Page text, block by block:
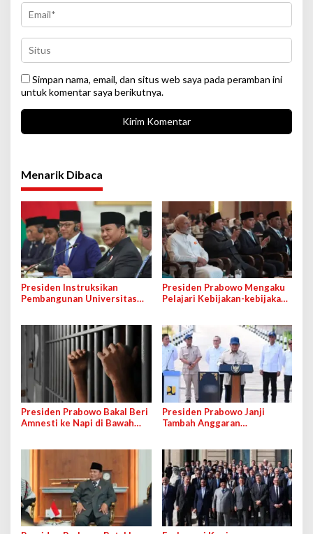
Simpan nama, email, dan situs web saya pada peramban ini
untuk komentar saya berikutnya.
Menarik Dibaca
Presiden Instruksikan
Pembangunan Universitas
Presiden Prabowo Mengaku
Pelajari Kebijakan-kebijakan
Presiden Prabowo Bakal Beri
Amnesti ke Napi di Bawah
Presiden Prabowo Janji
Tambah Anggaran